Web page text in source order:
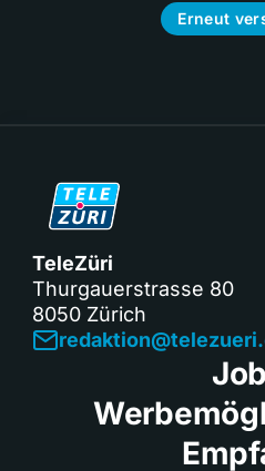
Erneut
TeleZüri
Thurgauerstrasse 80
8050 Zürich